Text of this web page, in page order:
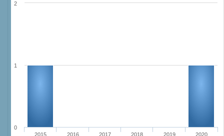
2015 2016 2017 2018 2019 2020
0
1
2